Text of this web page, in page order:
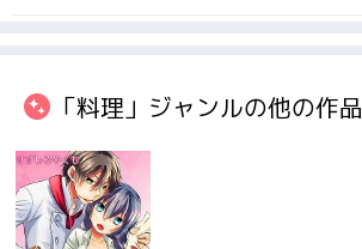
「料理」ジャンルの他の作品